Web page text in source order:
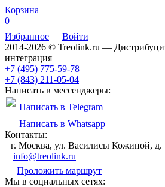
Корзина
0
Избранное
Войти
2014-2026 © Treolink.ru —
интеграция
+7 (495) 775-59-78
+7 (843) 211-05-04
Написать в мессенджеры:
Написать в Telegram
Написать в Whatsapp
Контакты:
г. Москва, ул. Василисы Кожиной, д.
info@treolink.ru
Проложить маршрут
Мы в социальных сетях: